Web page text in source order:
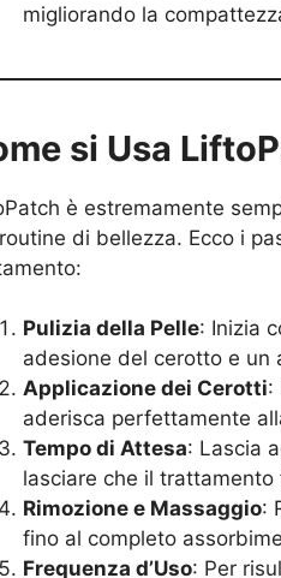
migliorando la
si Usa
è estremamente
di bellezza. Ecco i
Pulizia della Pelle: Inizia
adesione del cerotto e un
Applicazione dei Cerotti:
aderisca perfettamente
Tempo di Attesa: Lascia
lasciare che il trattamento
Rimozione e Massaggio:
fino al completo
Frequenza d’Uso: Per